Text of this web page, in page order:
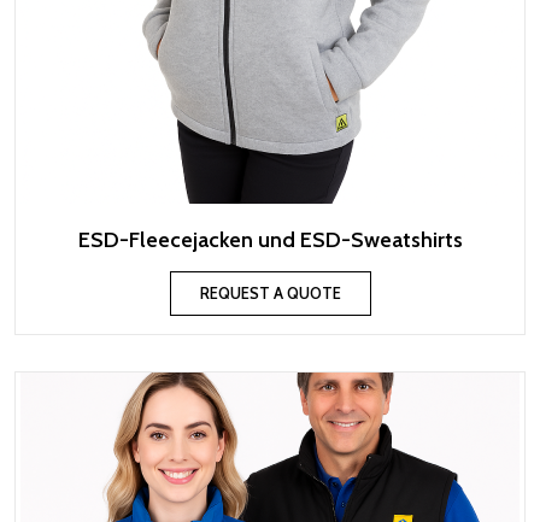
ESD-Fleecejacken und ESD-Sweatshirts
REQUEST A QUOTE